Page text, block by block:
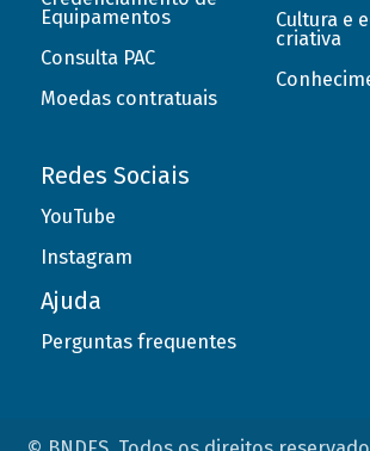
Equipamentos
Consulta PAC
Moedas contratuais
Cultura e
criativa
Redes Sociais
YouTube
Instagram
Ajuda
Perguntas frequentes